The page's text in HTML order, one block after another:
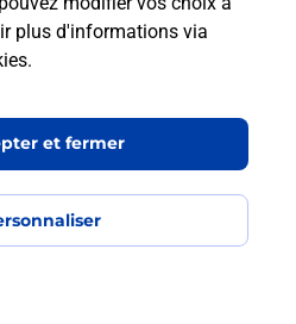
plus d'informations via
.
et fermer